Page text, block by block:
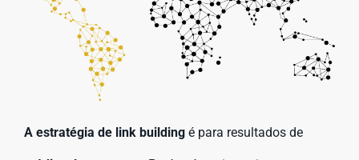
A estratégia de link building é para resultados de